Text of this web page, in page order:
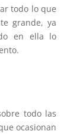
todo lo que
grande, ya
en ella lo
todo las
ocasionan